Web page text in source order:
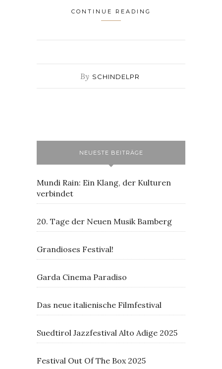
CONTINUE READING
By SCHINDELPR
NEUESTE BEITRÄGE
Mundi Rain: Ein Klang, der Kulturen
verbindet
20. Tage der Neuen Musik Bamberg
Grandioses Festival!
Garda Cinema Paradiso
Das neue italienische Filmfestival
Suedtirol Jazzfestival Alto Adige 2025
Festival Out Of The Box 2025